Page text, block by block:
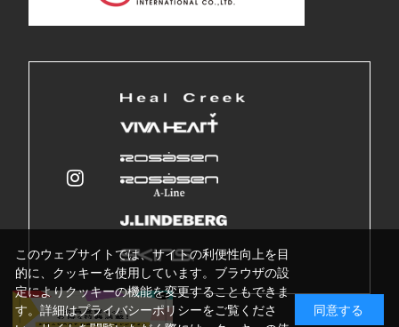
このウェブサイトでは、サイトの利便性向上を目
的に、クッキーを使用しています。ブラウザの設
定によりクッキーの機能を変更することもできま
す。詳細はプライバシーポリシーをご覧くださ
同意する